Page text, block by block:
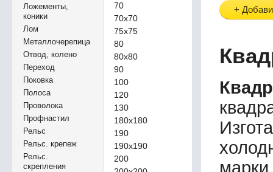
Ложементы,
коники
Лом
Металлочерепица
Отвод, колено
Переход
Поковка
Полоса
Проволока
Профнастил
Рельс
Рельс. крепеж
Рельс.
скрепления
70
70х70
75х75
80
80х80
90
100
120
130
180х180
190
190х190
200
+